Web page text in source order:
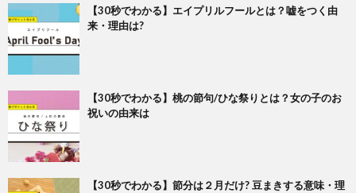
【30秒でわかる】エイプリルフールとは？嘘をつく由
来・理由は?
【30秒でわかる】桃の節句/ひな祭りとは？女の子のお
祝いの由来は
【30秒でわかる】節分は２月だけ? 豆まきする意味・理